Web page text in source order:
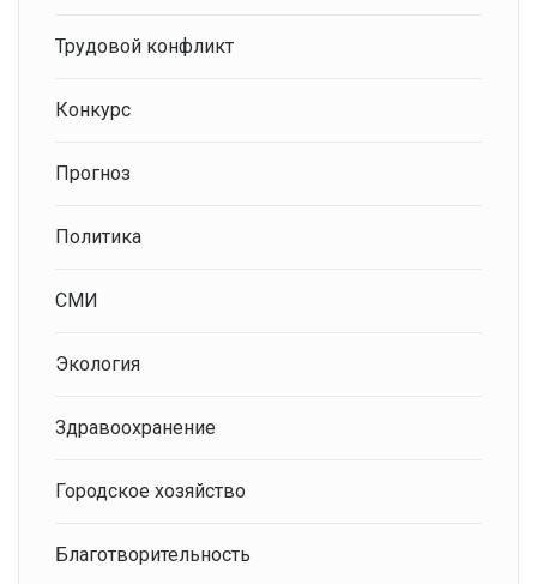
Трудовой конфликт
Конкурс
Прогноз
Политика
СМИ
Экология
Здравоохранение
Городское хозяйство
Благотворительность